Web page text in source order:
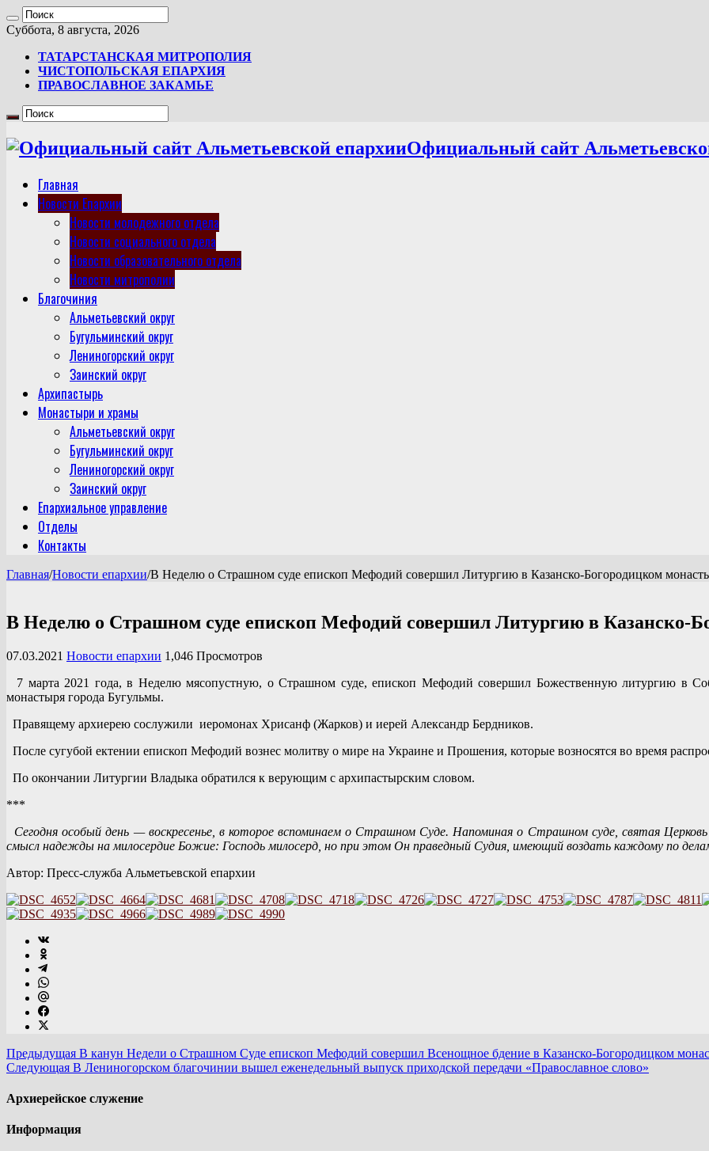
Суббота, 8 августа, 2026
ТАТАРСТАНСКАЯ МИТРОПОЛИЯ
ЧИСТОПОЛЬСКАЯ ЕПАРХИЯ
ПРАВОСЛАВНОЕ ЗАКАМЬЕ
Официальный сайт
Главная
Новости Епархии
Новости молодежного отдела
Новости социального отдела
Новости образовательного отдела
Новости митрополии
Благочиния
Альметьевский округ
Бугульминский округ
Лениногорский округ
Заинский округ
Архипастырь
Монастыри и храмы
Альметьевский округ
Бугульминский округ
Лениногорский округ
Заинский округ
Епархиальное управление
Отделы
Контакты
Главная/Новости епархии/В Неделю о Страшном суде епископ Мефодий совершил Литургию в Казанско-Богородицком
В Неделю о Страшном суде епископ Мефодий совершил Литургию в Казанско-
07.03.2021 Новости епархии 1,046 Просмотров
7 марта 2021 года, в Неделю мясопустную, о Страшном суде, епископ Мефодий совершил Божественную литургию в
монастыря города Бугульмы.
Правящему архиерею сослужили иеромонах Хрисанф (Жарков) и иерей Александр Бердников.
После сугубой ектении епископ Мефодий вознес молитву о мире на Украине и Прошения, которые возносятся во время
По окончании Литургии Владыка обратился к верующим с архипастырским словом.
***
Сегодня особый день — воскресенье, в которое вспоминаем о Страшном Суде. Напоминая о Страшном суде, святая
смысл надежды на милосердие Божие: Господь милосерд, но при этом Он праведный Судия, имеющий воздать каждому по
Автор: Пресс-служба Альметьевской епархии
Предыдущая В канун Недели о Страшном Суде епископ Мефодий совершил Всенощное бдение в Казанско-Богородицком
Следующая В Лениногорском благочинии вышел еженедельный выпуск приходской передачи «Православное слово»
Архиерейское служение
Информация